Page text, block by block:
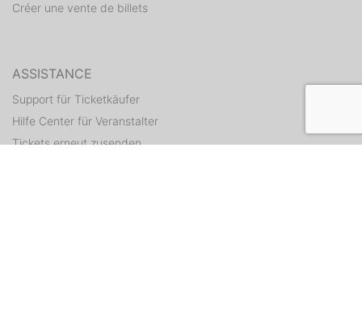
Créer une vente de billets
ASSISTANCE
Support für Ticketkäufer
Hilfe Center für Veranstalter
Tickets erneut zusenden